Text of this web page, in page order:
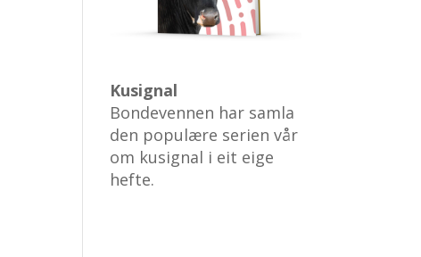
Kusignal
Bondevennen har samla
den populære serien vår
om kusignal i eit eige
hefte.